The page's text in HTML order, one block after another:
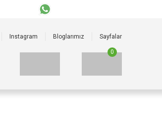
Instagram Bloglarımız Sayfalar
0